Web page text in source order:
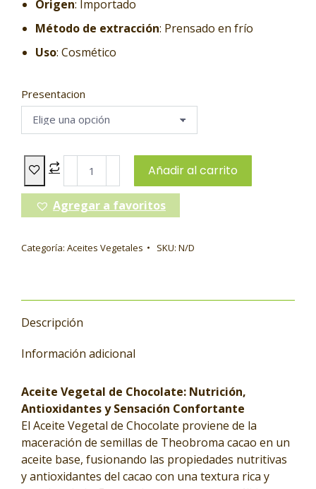
Origen: Importado
Método de extracción: Prensado en frío
Uso: Cosmético
Presentacion
Añadir al carrito
Agregar a favoritos
Categoría: Aceites Vegetales SKU: N/D
Descripción
Información adicional
Aceite Vegetal de Chocolate: Nutrición,
Antioxidantes y Sensación Confortante
El Aceite Vegetal de Chocolate proviene de la
maceración de semillas de Theobroma cacao en un
aceite base, fusionando las propiedades nutritivas
y antioxidantes del cacao con una textura rica y